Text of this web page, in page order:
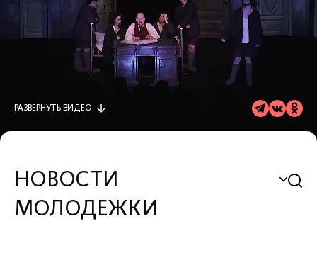
РАЗВЕРНУТЬ ВИДЕО
НОВОСТИ
МОЛОДЕЖКИ